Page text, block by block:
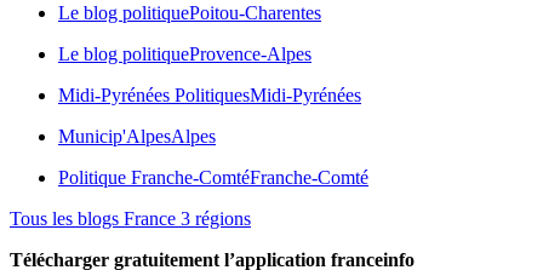
Le blog politiquePoitou-Charentes
Le blog politiqueProvence-Alpes
Midi-Pyrénées PolitiquesMidi-Pyrénées
Municip'AlpesAlpes
Politique Franche-ComtéFranche-Comté
Tous les blogs France 3 régions
Télécharger gratuitement l’application franceinfo